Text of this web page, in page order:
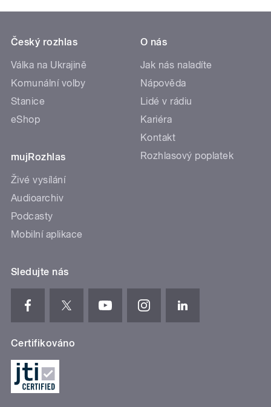
Český rozhlas
Válka na Ukrajině
Komunální volby
Stanice
eShop
mujRozhlas
Živé vysílání
Audioarchiv
Podcasty
Mobilní aplikace
O nás
Jak nás naladíte
Nápověda
Lidé v rádiu
Kariéra
Kontakt
Rozhlasový poplatek
Sledujte nás
Certifikováno